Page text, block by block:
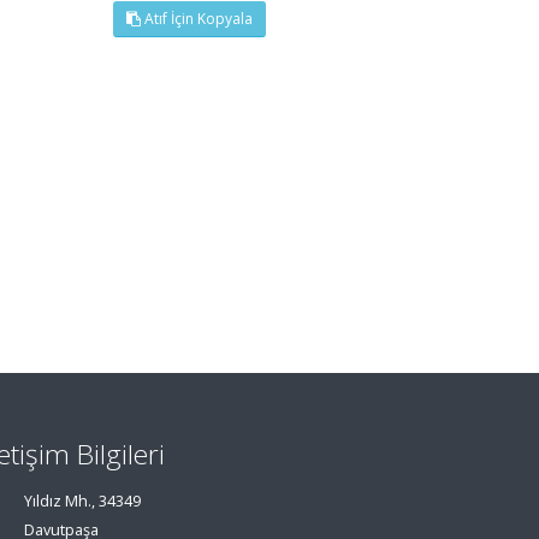
Atıf İçin Kopyala
Bilgileri
Yıldız Mh., 34349
Davutpaşa